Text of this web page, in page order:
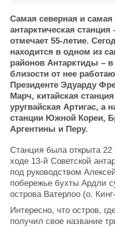
Еще
Судостроение
Пульс
Новости
Компании
Репутация
Работа
Крюинг
Журнал
Реклама
Конференции
Выставки и семинары
Личности
Самая северная и самая
антарктическая станция
отмечает 55-летие.
находится в одном из
районов Антарктиды – в
близости от нее
Президенте Эдуарду
Марч, китайская
уругвайская Артигас, а
станции Южной Кореи,
Аргентины и Перу.
Станция была открыта
ходе 13-й Советской
под руководством
побережье бухты Ардли
острова Ватерлоо (о.
Интересно, что остров,
получил свое название